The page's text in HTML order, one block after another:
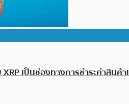
เป็นช่องทางการชำระค่าสินค้